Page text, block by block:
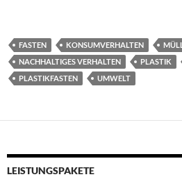
FASTEN KONSUMVERHALTEN
NACHHALTIGES VERHALTEN
PLASTIK
PLASTIKFASTEN
UMWELT
LEISTUNGSPAKETE